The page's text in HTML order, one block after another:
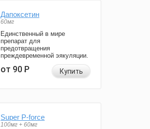
Дапоксетин
60мг
Единственный в мире
препарат для
предотвращения
преждевременной эякуляции.
от 90Р Купить
Super P-force
100мг + 60мг